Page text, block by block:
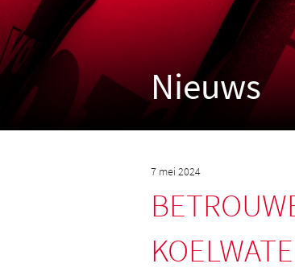
Industrieën
Diensten
Bedrijf
Contact
Nieuws
7 mei 2024